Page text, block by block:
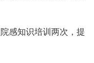
感知识培训两次，提